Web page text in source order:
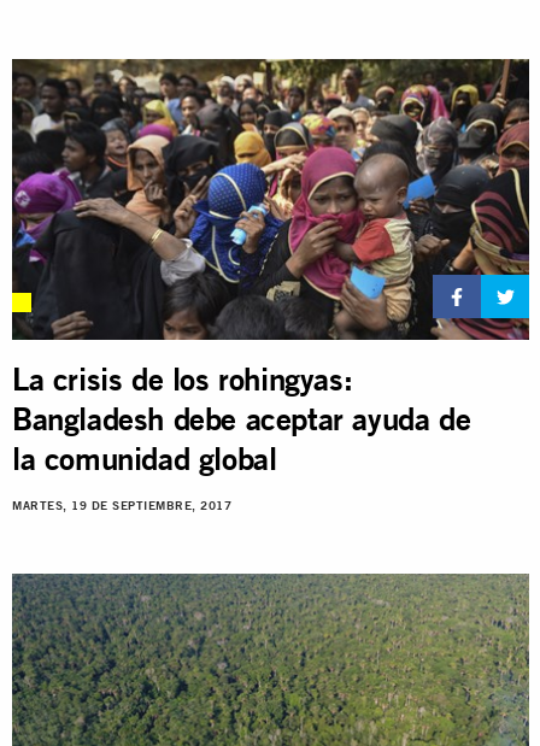
La crisis de los rohingyas:
Bangladesh debe aceptar ayuda de
la comunidad global
MARTES, 19 DE SEPTIEMBRE, 2017